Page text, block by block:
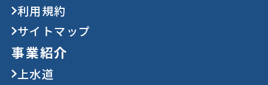
利用規約
サイトマップ
事業紹介
上水道